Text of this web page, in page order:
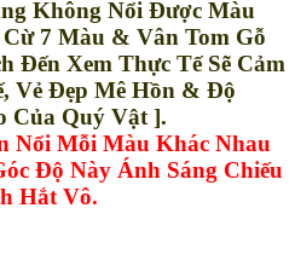
Không Nổi Được Màu
7 Màu & Vân Tom Gỗ
Đến Xem Thực Tế Sẽ Cảm
Vẻ Đẹp Mê Hồn & Độ
Của Quý Vật ].
Nổi Mỗi Màu Khác Nhau
Độ Này Ánh Sáng Chiếu
Hắt Vô.